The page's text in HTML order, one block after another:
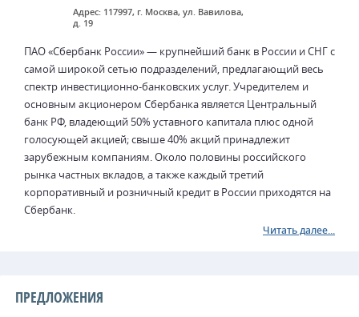
Адрес: 117997, г. Москва, ул. Вавилова,
д. 19
ПАО «Сбербанк России» — крупнейший банк в России и СНГ с
самой широкой сетью подразделений, предлагающий весь
спектр инвестиционно-банковских услуг. Учредителем и
основным акционером Сбербанка является Центральный
банк РФ, владеющий 50% уставного капитала плюс одной
голосующей акцией; свыше 40% акций принадлежит
зарубежным компаниям. Около половины российского
рынка частных вкладов, а также каждый третий
корпоративный и розничный кредит в России приходятся на
Сбербанк.
Читать далее...
ПРЕДЛОЖЕНИЯ